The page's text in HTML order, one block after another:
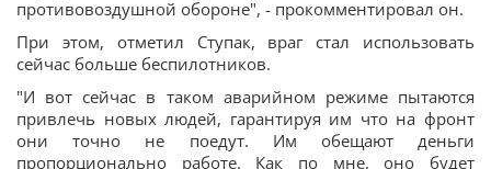
противовоздушной обороне", - прокомментировал он.
При этом, отметил Ступак, враг стал использовать
сейчас больше беспилотников.
"И вот сейчас в таком аварийном режиме пытаются
привлечь новых людей, гарантируя им что на фронт
они точно не поедут. Им обещают деньги
пропорционально работе. Как по мне, оно будет